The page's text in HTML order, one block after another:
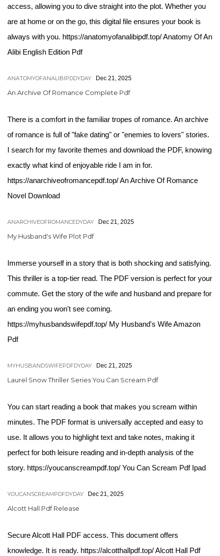
access, allowing you to dive straight into the plot. Whether you
are at home or on the go, this digital file ensures your book is
always with you. https://anatomyofanalibipdf.top/ Anatomy Of An
Alibi English Edition Pdf
ANATOMYOFANALIBIPDDYDAY Dec 21, 2025
An Archive Of Romance Complete Pdf
There is a comfort in the familiar tropes of romance. An archive
of romance is full of "fake dating" or "enemies to lovers" stories.
I search for my favorite themes and download the PDF, knowing
exactly what kind of enjoyable ride I am in for.
https://anarchiveofromancepdf.top/ An Archive Of Romance
Novel Download
ANARCHIVEOFROMANCEDYDAY Dec 21, 2025
My Husband's Wife Plot Pdf
Immerse yourself in a story that is both shocking and satisfying.
This thriller is a top-tier read. The PDF version is perfect for your
commute. Get the story of the wife and husband and prepare for
an ending you won't see coming.
https://myhusbandswifepdf.top/ My Husband's Wife Amazon
Pdf
MYHUSBANDSWIFEPDFDYDAY Dec 21, 2025
Laurel Snow Thriller Series You Can Scream Pdf
You can start reading a book that makes you scream within
minutes. The PDF format is universally accepted and easy to
use. It allows you to highlight text and take notes, making it
perfect for both leisure reading and in-depth analysis of the
story. https://youcanscreampdf.top/ You Can Scream Pdf Ipad
YOUCANSCREAMPDFDYDAY Dec 21, 2025
Alcott Hall Pdf Release
Secure Alcott Hall PDF access. This document offers
knowledge. It is ready. https://alcotthallpdf.top/ Alcott Hall Pdf